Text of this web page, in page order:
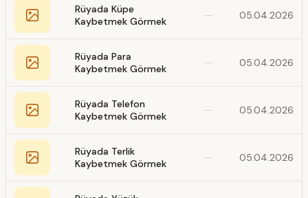
Rüyada Küpe
Kaybetmek Görmek
— 05.04.2026
Rüyada Para
Kaybetmek Görmek
— 05.04.2026
Rüyada Telefon
Kaybetmek Görmek
— 05.04.2026
Rüyada Terlik
Kaybetmek Görmek
— 05.04.2026